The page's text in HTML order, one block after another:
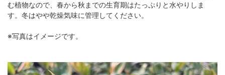
む植物なので、春から秋までの生育期はたっぷりと水やりしま
す。冬はやや乾燥気味に管理してください。
※写真はイメージです。